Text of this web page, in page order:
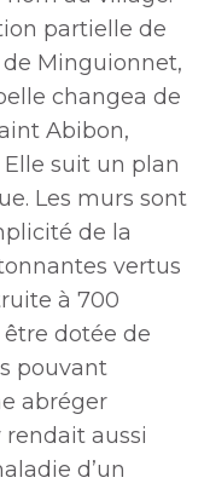
partielle de
Minguionnet,
changea de
Abibon,
suit un plan
Les murs sont
de la
vertus
à 700
dotée de
pouvant
abréger
rendait aussi
d’un